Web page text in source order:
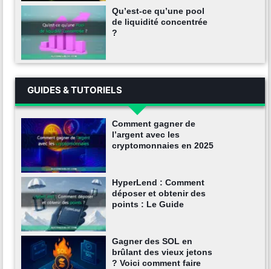
Qu’est-ce qu’une pool
de liquidité concentrée
?
GUIDES & TUTORIELS
Comment gagner de
l’argent avec les
cryptomonnaies en 2025
HyperLend : Comment
déposer et obtenir des
points : Le Guide
Gagner des SOL en
brûlant des vieux jetons
? Voici comment faire